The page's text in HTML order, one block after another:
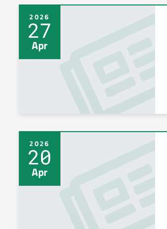
2026
27
Apr
2026
20
Apr